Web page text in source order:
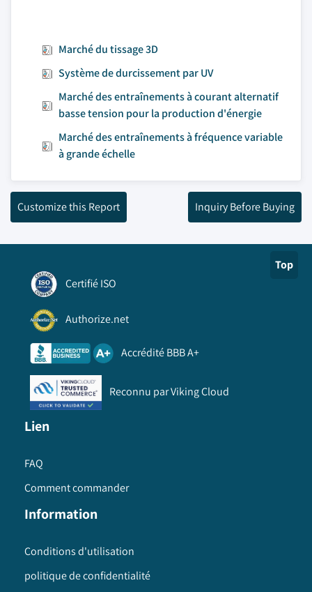
Marché du tissage 3D
Système de durcissement par UV
Marché des entraînements à courant alternatif
basse tension pour la production d'énergie
Marché des entraînements à fréquence variable
à grande échelle
Customize this Report Inquiry Before Buying
Top
Certifié ISO
Authorize.net
Accrédité BBB A+
Reconnu par Viking Cloud
Lien
FAQ
Comment commander
Information
Conditions d'utilisation
politique de confidentialité